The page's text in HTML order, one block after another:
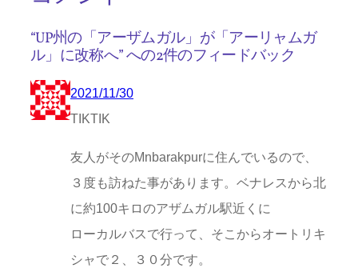
“UP州の「アーザムガル」が「アーリャムガ
ル」に改称へ” への2件のフィードバック
2021/11/30
TIKTIK
友人がそのMnbarakpurに住んでいるので、
３度も訪ねた事があります。ベナレスから北
に約100キロのアザムガル駅近くに
ローカルバスで行って、そこからオートリキ
シャで２、３０分です。